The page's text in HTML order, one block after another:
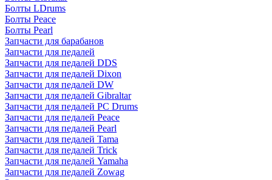
Болты LDrums
Болты Peace
Болты Pearl
Запчасти для барабанов
Запчасти для педалей
Запчасти для педалей DDS
Запчасти для педалей Dixon
Запчасти для педалей DW
Запчасти для педалей Gibraltar
Запчасти для педалей PC Drums
Запчасти для педалей Peace
Запчасти для педалей Pearl
Запчасти для педалей Tama
Запчасти для педалей Trick
Запчасти для педалей Yamaha
Запчасти для педалей Zowag